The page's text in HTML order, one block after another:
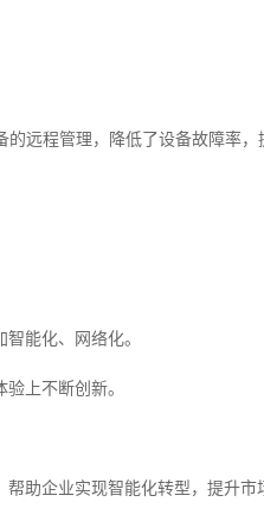
远程管理，降低了设备故障率，
能化、网络化。
上不断创新。
助企业实现智能化转型，提升市